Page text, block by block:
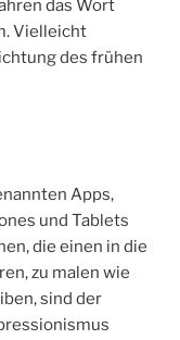
das Wort
Vielleicht
des frühen
Apps,
und Tablets
die einen in die
zu malen wie
sind der